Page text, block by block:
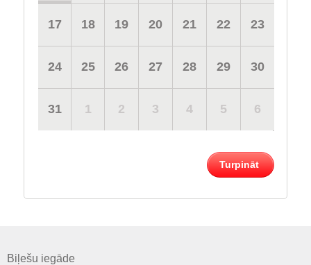
17 18 19 20 21 22 23
24 25 26 27 28 29 30
31 1 2 3 4 5 6
Turpināt
Biļešu iegāde